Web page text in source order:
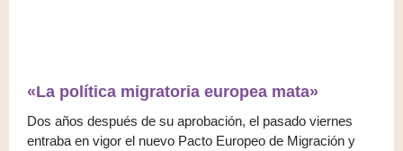
«La política migratoria europea mata»
Dos años después de su aprobación, el pasado viernes
entraba en vigor el nuevo Pacto Europeo de Migración y